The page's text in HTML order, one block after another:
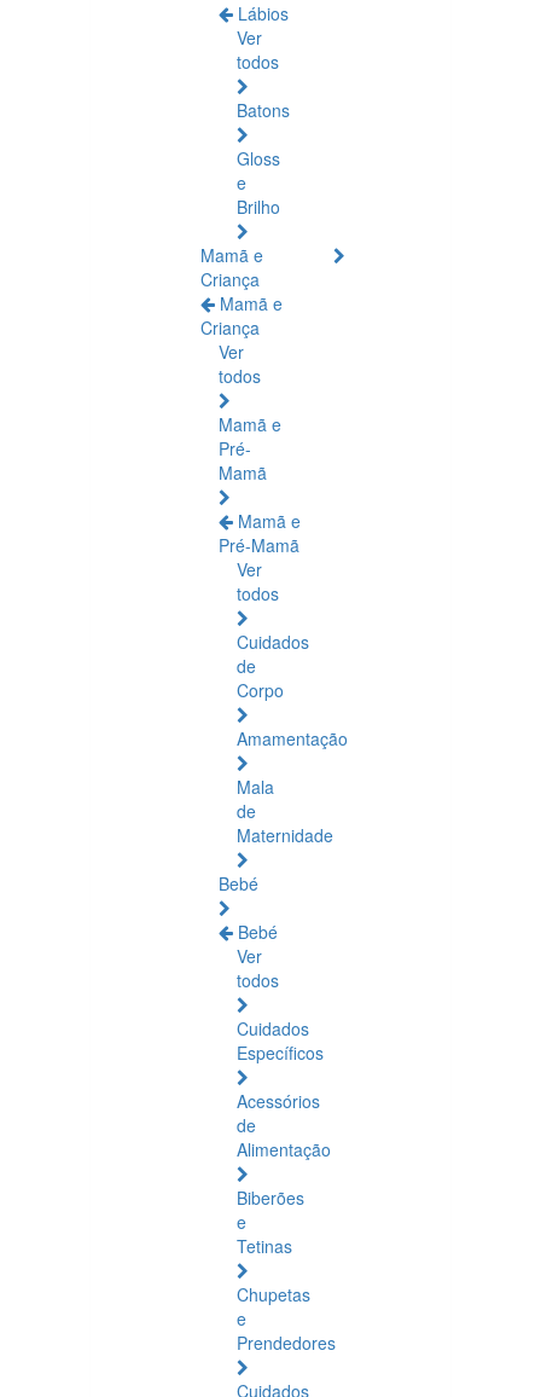
Lábios
Ver
todos
Batons
Gloss
e
Brilho
Mamã e
Criança
Mamã e
Criança
Ver
todos
Mamã e
Pré-
Mamã
Mamã e
Pré-Mamã
Ver
todos
Cuidados
de
Corpo
Amamentação
Mala
de
Maternidade
Bebé
Bebé
Ver
todos
Cuidados
Específicos
Acessórios
de
Alimentação
Biberões
e
Tetinas
Chupetas
e
Prendedores
Cuidados